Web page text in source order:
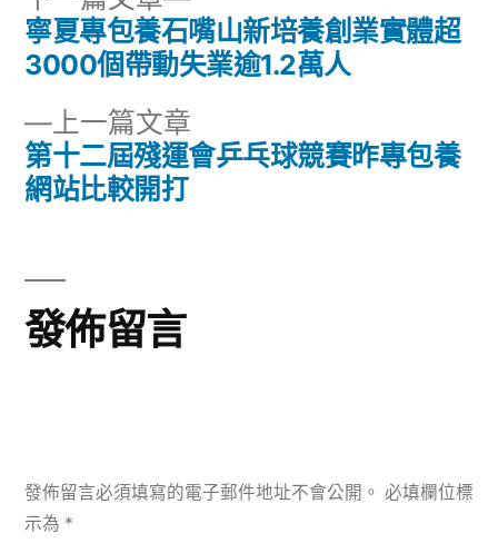
文
導
覽
上一篇文章
一
第十二屆殘運會乒乓球競賽昨專包養
網站比較開打
一
篇
寧夏專包養石嘴山新培養創業實體超
3000個帶動失業逾1.2萬人
發佈留言
發佈留言必須填寫的電子郵件地址不會公開。 必填欄位標
示為 *